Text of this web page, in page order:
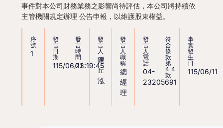
序
號
1
發
言
日
期
115/06/11
發
言
時
間
23:19:45
發
言
人
陳
丘
泓
發
言
人
職
稱
總
經
理
發
言
人
電
話
04-
23205691
符
合
條
款
第
44
款
事
實
發
生
日
115/06/11
事件對本公司財務業務之影響尚待評估，本公司將持續依
主管機關規定辦理 公告申報，以維護股東權益。